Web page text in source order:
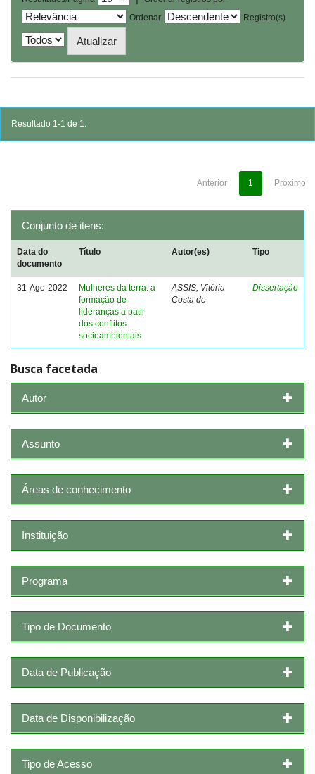
Ordenar
Registro(s)
Resultado 1-1 de 1.
Anterior 1 Próximo
Conjunto de itens:
Data do
documento
Título Autor(es) Tipo
31-Ago-2022
Mulheres da terra: a
formação de
lideranças a patir
dos conflitos
socioambientais
ASSIS, Vitória
Costa de
Dissertação
Busca facetada
Autor
Assunto
Áreas de conhecimento
Instituição
Programa
Tipo de Documento
Data de Publicação
Data de Disponibilização
Tipo de Acesso